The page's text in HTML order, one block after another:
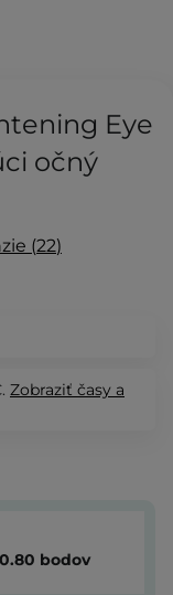
Eye
očný
22
Zobraziť časy a
bodov